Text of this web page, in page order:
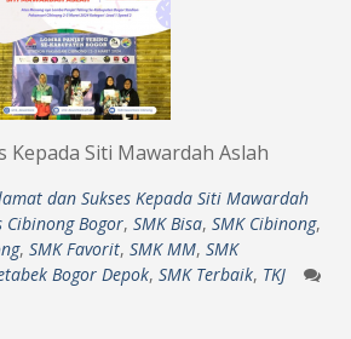
Kepada Siti Mawardah Aslah
dan Sukses Kepada Siti Mawardah
Cibinong Bogor, SMK Bisa, SMK Cibinong,
, SMK Favorit, SMK MM, SMK
Bogor Depok, SMK Terbaik, TKJ